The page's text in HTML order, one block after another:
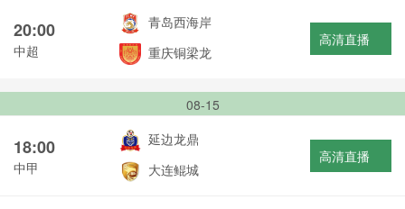
20:00
中超
青岛西海岸
重庆铜梁龙
高清直播
08-15
18:00
中甲
延边龙鼎
大连鲲城
高清直播